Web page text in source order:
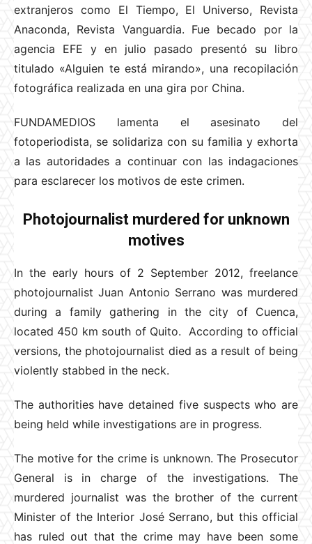
extranjeros como El Tiempo, El Universo, Revista
Anaconda, Revista Vanguardia. Fue becado por la
agencia EFE y en julio pasado presentó su libro
titulado «Alguien te está mirando», una recopilación
fotográfica realizada en una gira por China.
FUNDAMEDIOS lamenta el asesinato del
fotoperiodista, se solidariza con su familia y exhorta
a las autoridades a continuar con las indagaciones
para esclarecer los motivos de este crimen.
Photojournalist murdered for unknown
motives
In the early hours of 2 September 2012, freelance
photojournalist Juan Antonio Serrano was murdered
during a family gathering in the city of Cuenca,
located 450 km south of Quito. According to official
versions, the photojournalist died as a result of being
violently stabbed in the neck.
The authorities have detained five suspects who are
being held while investigations are in progress.
The motive for the crime is unknown. The Prosecutor
General is in charge of the investigations. The
murdered journalist was the brother of the current
Minister of the Interior José Serrano, but this official
has ruled out that the crime may have been some